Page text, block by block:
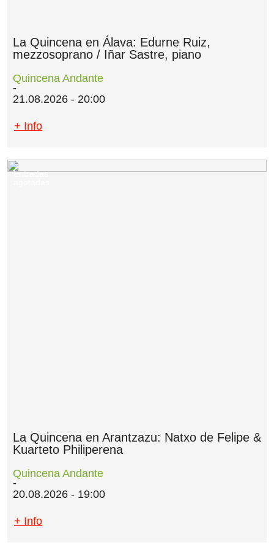
La Quincena en Álava: Edurne Ruiz,
mezzosoprano / Iñar Sastre, piano
Quincena Andante
21.08.2026 - 20:00
+ Info
Entradas
La Quincena en Arantzazu: Natxo de Felipe &
Kuarteto Philiperena
Quincena Andante
20.08.2026 - 19:00
+ Info